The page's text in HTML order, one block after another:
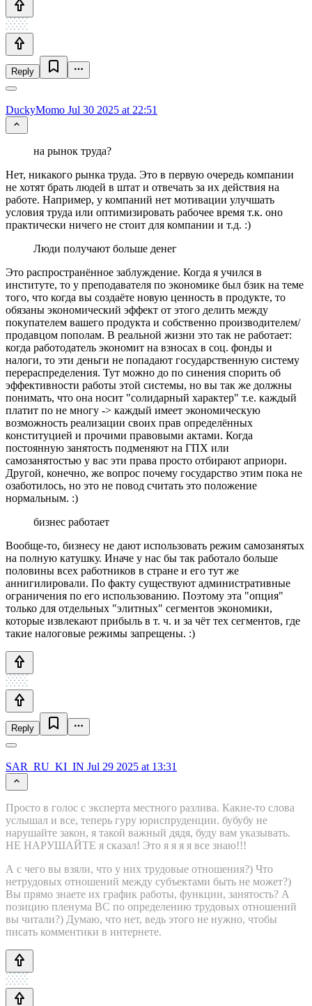
Reply
DuckyMomo Jul 30 2025 at 22:51
на рынок труда?
Нет, никакого рынка труда. Это в первую очередь компании
не хотят брать людей в штат и отвечать за их действия на
работе. Например, у компаний нет мотивации улучшать
условия труда или оптимизировать рабочее время т.к. оно
практически ничего не стоит для компании и т.д. :)
Люди получают больше денег
Это распространённое заблуждение. Когда я учился в
институте, то у преподавателя по экономике был бзик на теме
того, что когда вы создаёте новую ценность в продукте, то
обязаны экономический эффект от этого делить между
покупателем вашего продукта и собственно производителем/
продавцом пополам. В реальной жизни это так не работает:
когда работодатель экономит на взносах в соц. фонды и
налоги, то эти деньги не попадают государственную систему
перераспределения. Тут можно до по синения спорить об
эффективности работы этой системы, но вы так же должны
понимать, что она носит "солидарный характер" т.е. каждый
платит по не многу -> каждый имеет экономическую
возможность реализации своих прав определённых
конституцией и прочими правовыми актами. Когда
постоянную занятость подменяют на ГПХ или
самозанятостью у вас эти права просто отбирают априори.
Другой, конечно, же вопрос почему государство этим пока не
озаботилось, но это не повод считать это положение
нормальным. :)
бизнес работает
Вообще-то, бизнесу не дают использовать режим самозанятых
на полную катушку. Иначе у нас бы так работало больше
половины всех работников в стране и его тут же
аннигилировали. По факту существуют административные
ограничения по его использованию. Поэтому эта "опция"
только для отдельных "элитных" сегментов экономики,
которые извлекают прибыль в т. ч. и за чёт тех сегментов, где
такие налоговые режимы запрещены. :)
Reply
SAR_RU_KI_IN Jul 29 2025 at 13:31
Просто в голос с эксперта местного разлива. Какие-то слова
услышал и все, теперь гуру юриспруденции. бубубу не
нарушайте закон, я такой важный дядя, буду вам указывать.
НЕ НАРУШАЙТЕ я сказал! Это я я я я все знаю!!!
А с чего вы взяли, что у них трудовые отношения?) Что
нетрудовых отношений между субъектами быть не может?)
Вы прямо знаете их график работы, функции, занятость? А
позицию пленума ВС по определению трудовых отношений
вы читали?) Думаю, что нет, ведь этого не нужно, чтобы
писать комментики в интернете.